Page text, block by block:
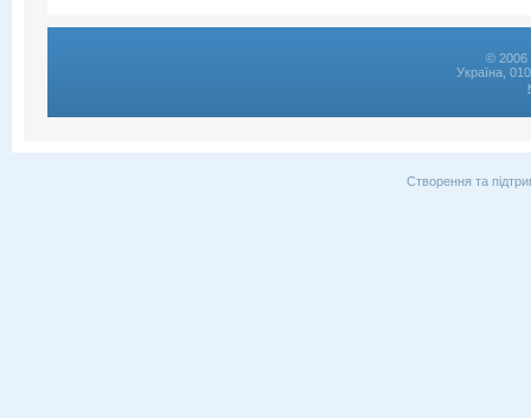
© 2006
Україна,
Створення та